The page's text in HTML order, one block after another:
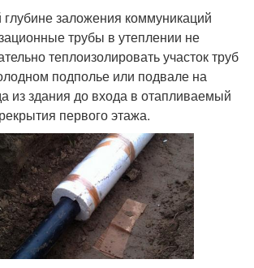
глубине заложения коммуникаций
трубы в утеплении не
теплоизолировать участок труб
подполье или подвале на
из здания до входа в отапливаемый
первого этажа.